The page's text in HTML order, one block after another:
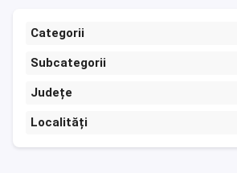
Categorii
Subcategorii
Județe
Localități